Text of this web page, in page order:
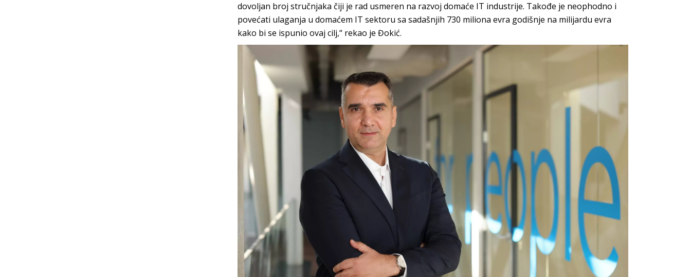
dovoljan broj stručnjaka čiji je rad usmeren na razvoj domaće IT industrije. Takođe je neophodno i
povećati ulaganja u domaćem IT sektoru sa sadašnjih 730 miliona evra godišnje na milijardu evra
kako bi se ispunio ovaj cilj,“ rekao je Đokić.